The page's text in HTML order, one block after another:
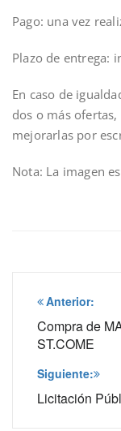
Pago: una vez
Plazo de entrega:
En caso de
dos o más
mejorarlas por
Nota: La imagen
de
entradas
Anterior:
Compra de
ST.COME
Siguiente:
Licitación